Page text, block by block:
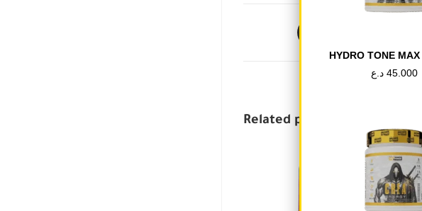
Related products
HYDRO TONE
45.000 د.ع